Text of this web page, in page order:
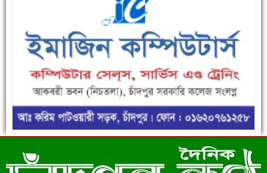
ফরিদগঞ্জে ড্রেন ও সড়ক নির্মাণে ধীরগতি জনদুর্ভোগ চরমে